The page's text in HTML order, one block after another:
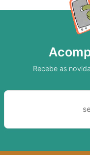
Recebe as